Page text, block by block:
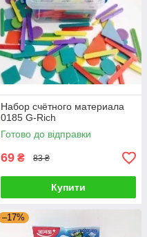
Набор счётного материала
0185 G-Rich
Готово до відправки
69 ₴ 83 ₴
Купити
–17%